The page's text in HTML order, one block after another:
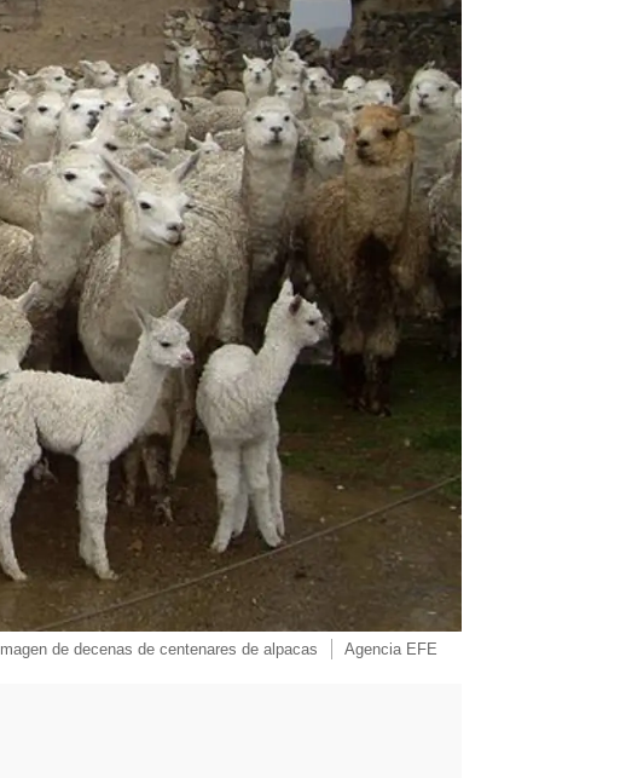
Imagen de decenas de centenares de alpacas Agencia EFE